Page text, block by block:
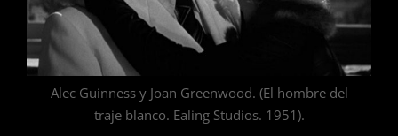
Alec Guinness y Joan Greenwood. (El hombre del
traje blanco. Ealing Studios. 1951).